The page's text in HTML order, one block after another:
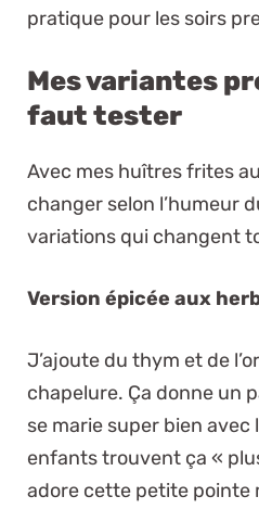
pratique pour les soirs
Mes variantes
faut tester
Avec mes huîtres frites
changer selon l’humeur
variations qui changent
Version épicée aux
J’ajoute du thym et de
chapelure. Ça donne un
se marie super bien avec
enfants trouvent ça «
adore cette petite pointe